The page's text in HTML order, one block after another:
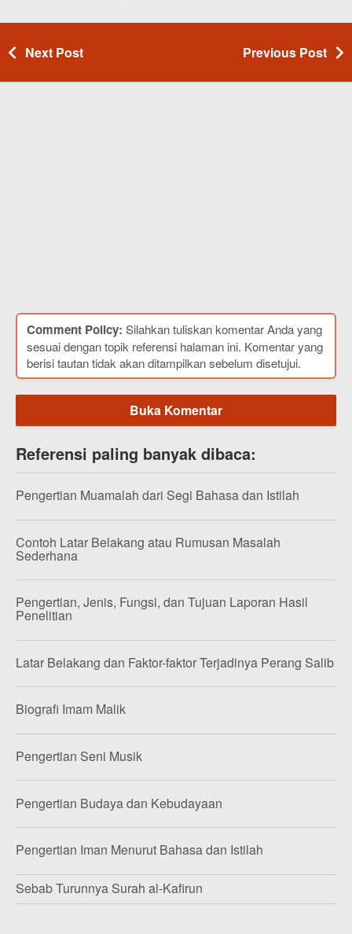
Next Post Previous Post
Comment Policy: Silahkan tuliskan komentar Anda yang
sesuai dengan topik referensi halaman ini. Komentar yang
berisi tautan tidak akan ditampilkan sebelum disetujui.
Buka Komentar
Referensi paling banyak dibaca:
Pengertian Muamalah dari Segi Bahasa dan Istilah
Contoh Latar Belakang atau Rumusan Masalah
Sederhana
Pengertian, Jenis, Fungsi, dan Tujuan Laporan Hasil
Penelitian
Latar Belakang dan Faktor-faktor Terjadinya Perang Salib
Biografi Imam Malik
Pengertian Seni Musik
Pengertian Budaya dan Kebudayaan
Pengertian Iman Menurut Bahasa dan Istilah
Sebab Turunnya Surah al-Kafirun